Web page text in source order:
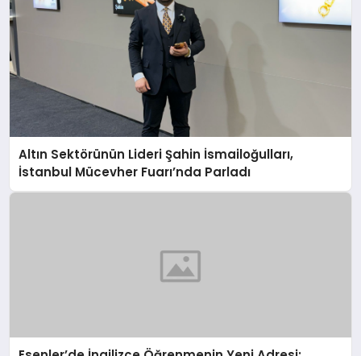
Altın Sektörünün Lideri Şahin İsmailoğulları,
İstanbul Mücevher Fuarı’nda Parladı ￼